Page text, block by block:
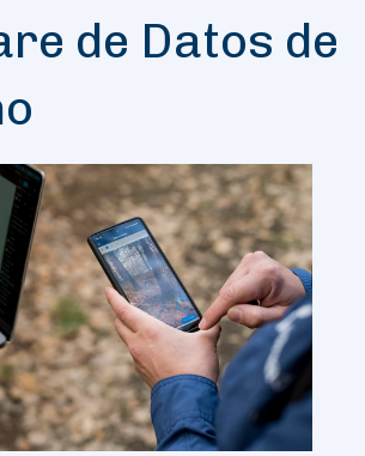
de Datos de